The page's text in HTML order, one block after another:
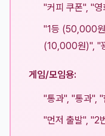
"커피 쿠폰", "
"1등 (50,000
(10,000원)", "
게임/모임용:
"통과", "통과",
"먼저 출발", "2